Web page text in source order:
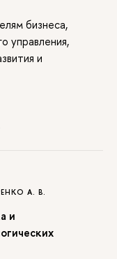
бизнеса,
управления,
и
А. В.
и